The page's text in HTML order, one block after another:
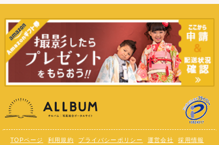
TOPページ 利用規約 プライバシーポリシー 運営会社 採用情報